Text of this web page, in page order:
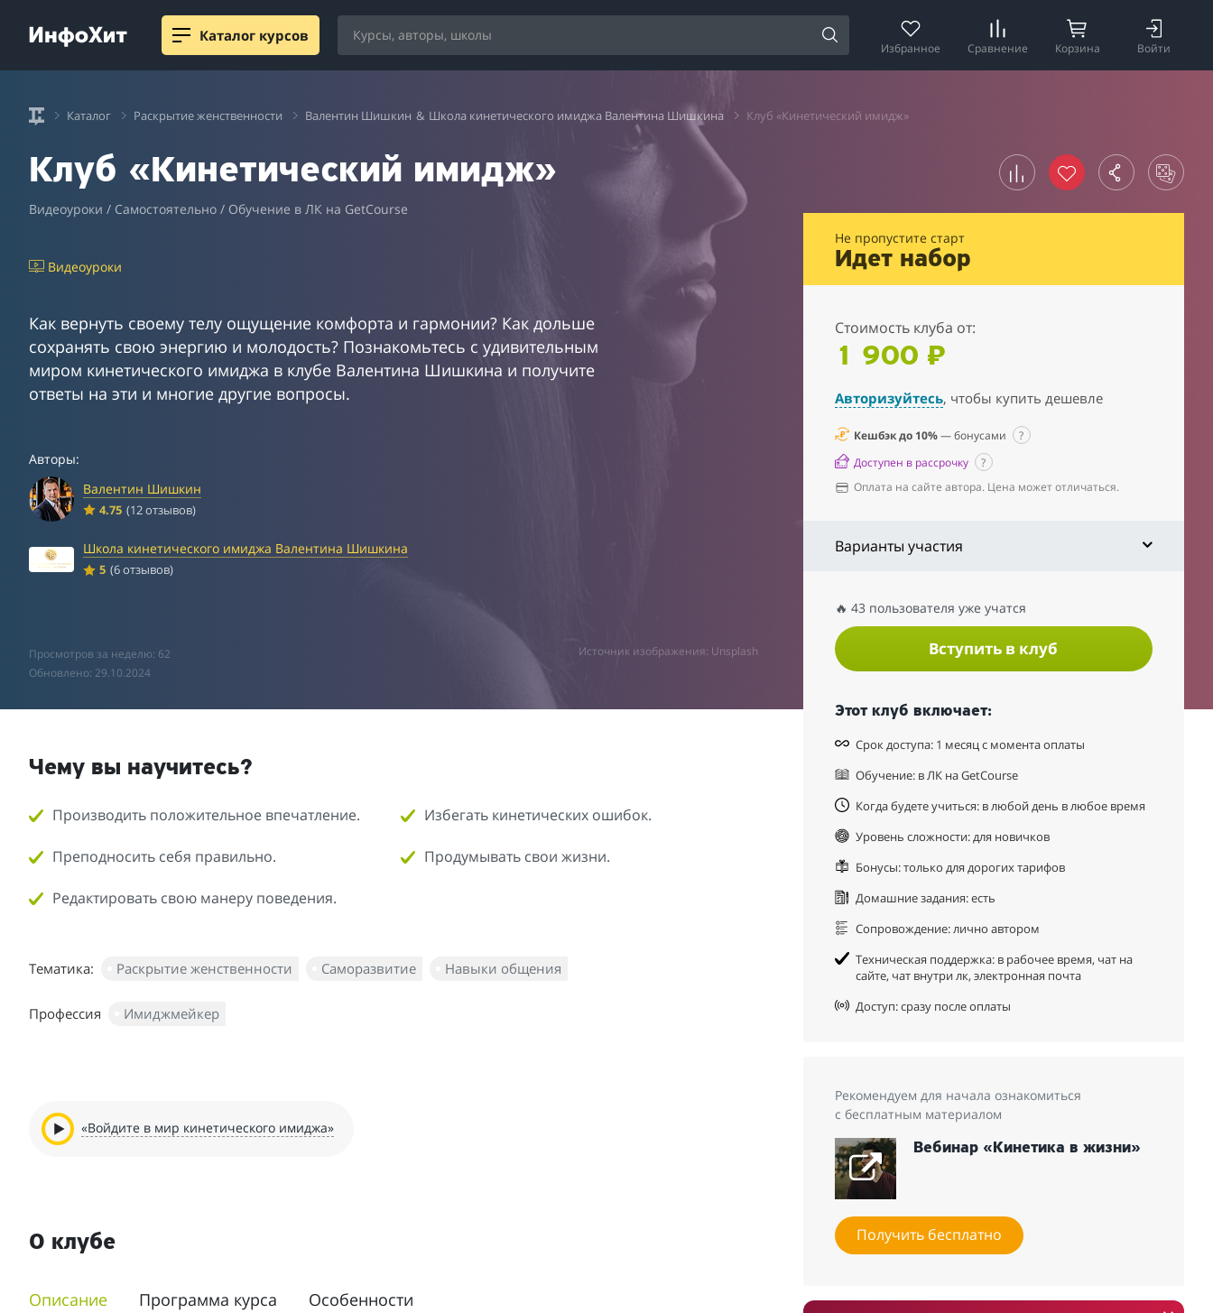
Каталог курсов
Избранное Сравнение Корзина Войти
Каталог Раскрытие женственности Валентин Шишкин & Школа кинетического имиджа Валентина Шишкина Клуб «Кинетический имидж»
Клуб «Кинетический имидж»
Видеоуроки / Самостоятельно / Обучение в ЛК на GetCourse
Видеоуроки
Как вернуть своему телу ощущение комфорта и гармонии? Как дольше
сохранять свою энергию и молодость? Познакомьтесь с удивительным
миром кинетического имиджа в клубе Валентина Шишкина и получите
ответы на эти и многие другие вопросы.
Авторы:
Валентин Шишкин
4.75 (12 отзывов)
Школа кинетического имиджа Валентина Шишкина
5 (6 отзывов)
Просмотров за неделю: 62
Обновлено: 29.10.2024
Источник изображения: Unsplash
Не пропустите старт
Идет набор
Стоимость клуба от:
1 900 ₽
Авторизуйтесь, чтобы купить дешевле
Кешбэк до 10%— бонусами
?
Доступен в рассрочку
?
Оплата на сайте автора. Цена может отличаться.
Варианты участия
🔥 43 пользователя уже учатся
Вступить в клуб
Этот клуб включает:
Срок доступа: 1 месяц с момента оплаты
Обучение: в ЛК на GetCourse
Когда будете учиться: в любой день в любое время
Уровень сложности: для новичков
Бонусы: только для дорогих тарифов
Домашние задания: есть
Сопровождение: лично автором
Техническая поддержка: в рабочее время, чат на
сайте, чат внутри лк, электронная почта
Доступ: сразу после оплаты
Рекомендуем для начала ознакомиться
с бесплатным материалом
Вебинар «Кинетика в жизни»
Получить бесплатно
Чему вы научитесь?
Производить положительное впечатление.
Преподносить себя правильно.
Редактировать свою манеру поведения.
Избегать кинетических ошибок.
Продумывать свои жизни.
Тематика: Раскрытие женственности Саморазвитие Навыки общения
Профессия Имиджмейкер
«Войдите в мир кинетического имиджа»
О клубе
Описание Программа курса Особенности